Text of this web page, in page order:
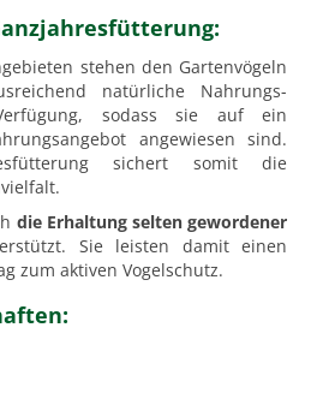
stehen den Garten­vögeln
natürliche Nahrungs­
sodass sie auf ein
angewiesen sind.
sichert somit die
die Erhaltung selten gewordener
Sie leisten damit einen
zum aktiven Vogelschutz.